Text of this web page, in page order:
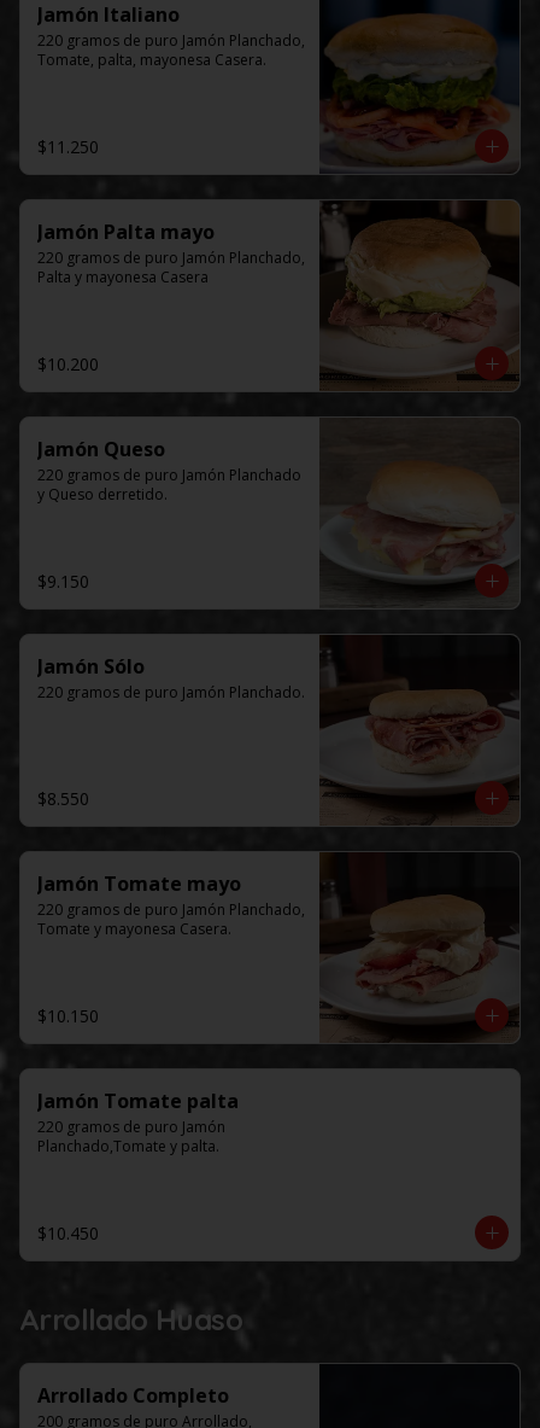
Jamón Italiano
220 gramos de puro Jamón Planchado,
Tomate, palta, mayonesa Casera.
$11.250
Jamón Palta mayo
220 gramos de puro Jamón Planchado,
Palta y mayonesa Casera
$10.200
Jamón Queso
220 gramos de puro Jamón Planchado
y Queso derretido.
$9.150
Jamón Sólo
220 gramos de puro Jamón Planchado.
$8.550
Jamón Tomate mayo
220 gramos de puro Jamón Planchado,
Tomate y mayonesa Casera.
$10.150
Jamón Tomate palta
220 gramos de puro Jamón
Planchado,Tomate y palta.
$10.450
Arrollado Huaso
Arrollado Completo
200 gramos de puro Arrollado,